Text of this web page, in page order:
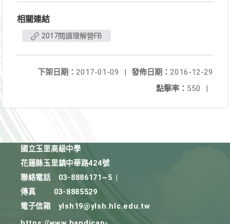
相關連結
2017閱讀理解營FB
發佈日期： 2016-12-29
下架日期： 2017-01-09
|
點擊率： 550 |
國立玉里高級中學
花蓮縣玉里鎮中華路424號
聯絡電話
03-8886171~5
傳真
03-8885529
電子信箱
ylsh19@ylsh.hlc.edu.tw